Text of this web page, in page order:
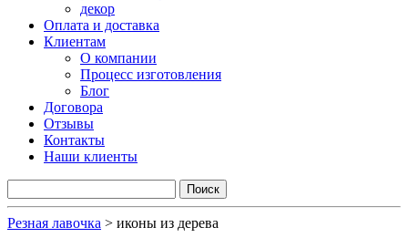
декор
Оплата и доставка
Клиентам
О компании
Процесс изготовления
Блог
Договора
Отзывы
Контакты
Наши клиенты
Резная лавочка > иконы из дерева